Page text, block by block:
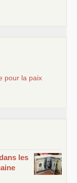
pour la paix
les